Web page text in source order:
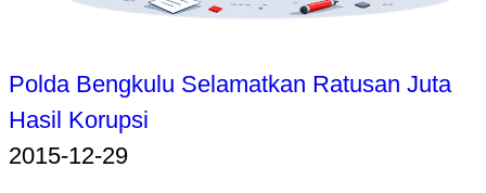
Polda Bengkulu Selamatkan Ratusan Juta
Hasil Korupsi
2015-12-29